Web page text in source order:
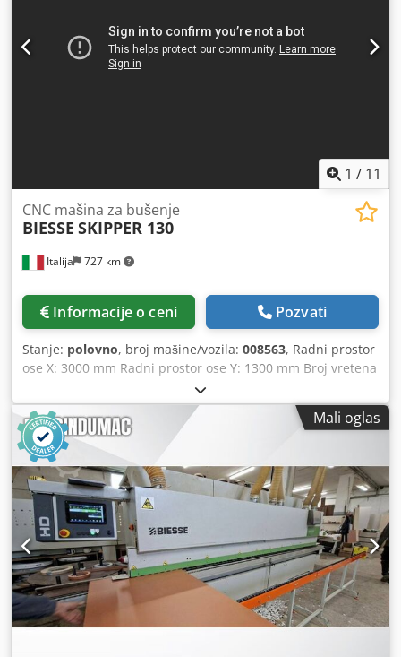
1 / 11
Italija 727 km
CNC mašina za bušenje
BIESSE SKIPPER 130
Informacije o ceni Pozvati
Stanje: polovno, broj mašine/vozila: 008563, Radni prostor
ose X: 3000 mm Radni prostor ose Y: 1300 mm Broj vretena
za bušenje: 82 Dedpozruxvjfx Ahhjck
Mali oglas